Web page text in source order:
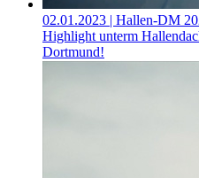
02.01.2023 | Hallen-DM
Highlight unterm
Dortmund!